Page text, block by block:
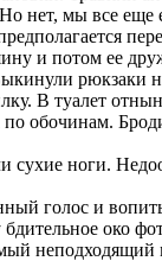
Но нет, мы все
и потом ее
рюкзаки
В туалет
обочинам.
ноги.
голос и
око
неподходящий